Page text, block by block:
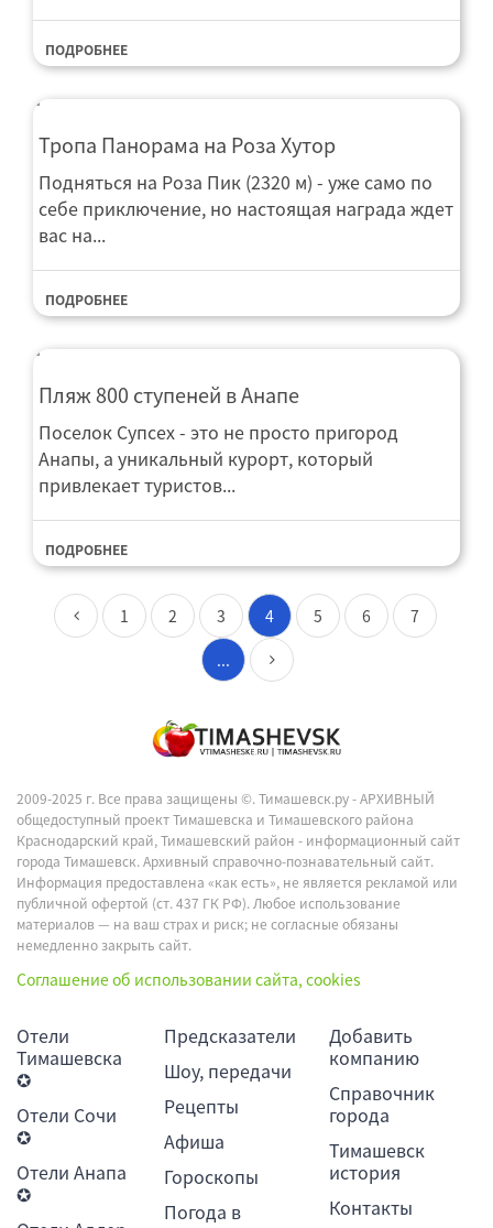
ПОДРОБНЕЕ
Тропа Панорама на Роза Хутор
Подняться на Роза Пик (2320 м) - уже само по
себе приключение, но настоящая награда ждет
вас на...
ПОДРОБНЕЕ
Пляж 800 ступеней в Анапе
Поселок Супсех - это не просто пригород
Анапы, а уникальный курорт, который
привлекает туристов...
ПОДРОБНЕЕ
1 2 3 4 5 6
7
...
2009-2025 г. Все права защищены ©.Тимашевск.ру - АРХИВНЫЙ
общедоступный проект Тимашевска и Тимашевского района
Краснодарский край, Тимашевский район - информационный сайт
города Тимашевск. Архивный справочно-познавательный сайт.
Информация предоставлена «как есть», не является рекламой или
публичной офертой (ст. 437 ГК РФ). Любое использование
материалов — на ваш страх и риск; не согласные обязаны
немедленно закрыть сайт.
Соглашение об использовании сайта, cookies
Отели
Тимашевска
✪
Отели Сочи
✪
Отели Анапа
✪
Предсказатели
Шоу, передачи
Рецепты
Афиша
Гороскопы
Погода в
Добавить
компанию
Справочник
города
Тимашевск
история
Контакты